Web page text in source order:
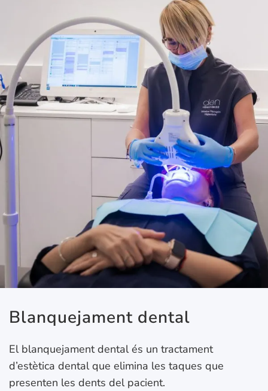
Blanquejament dental
El blanquejament dental és un tractament
d’estètica dental que elimina les taques que
presenten les dents del pacient.